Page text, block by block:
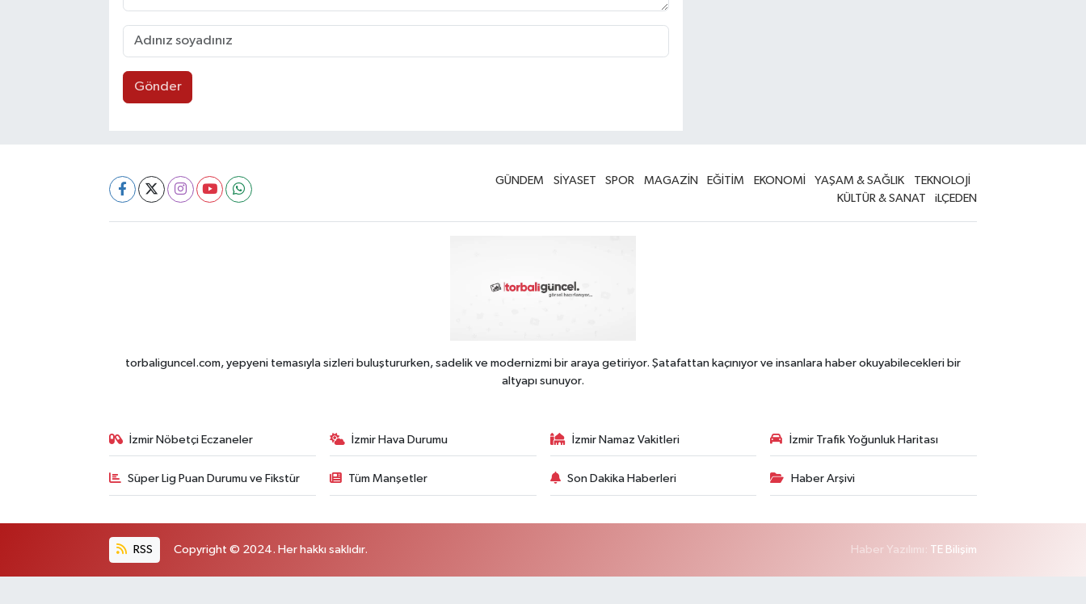
Gönder
GÜNDEM SİYASET SPOR MAGAZİN EĞİTİM EKONOMİ YAŞAM & SAĞLIK
TEKNOLOJİ
KÜLTÜR & SANAT
iLÇEDEN
torbaliguncel.com, yepyeni temasıyla sizleri buluştururken, sadelik ve modernizmi bir araya getiriyor. Şatafattan kaçınıyor ve insanlara haber okuyabilecekleri bir
altyapı sunuyor.
İzmir Nöbetçi Eczaneler İzmir Hava Durumu İzmir Namaz Vakitleri İzmir Trafik Yoğunluk Haritası
Süper Lig Puan Durumu ve Fikstür Tüm Manşetler Son Dakika Haberleri Haber Arşivi
RSS Copyright © 2024. Her hakkı saklıdır. Haber Yazılımı: TE Bilişim